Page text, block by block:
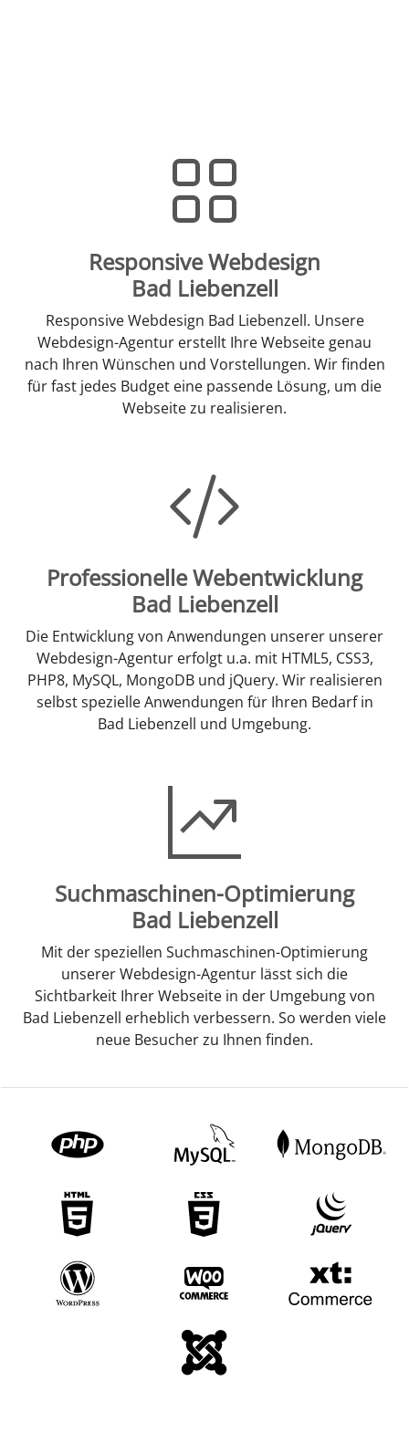
Responsive Webdesign
Bad Liebenzell
Responsive Webdesign Bad Liebenzell. Unsere
Webdesign-Agentur erstellt Ihre Webseite genau
nach Ihren Wünschen und Vorstellungen. Wir finden
für fast jedes Budget eine passende Lösung, um die
Webseite zu realisieren.
Professionelle Webentwicklung
Bad Liebenzell
Die Entwicklung von Anwendungen unserer unserer
Webdesign-Agentur erfolgt u.a. mit HTML5, CSS3,
PHP8, MySQL, MongoDB und jQuery. Wir realisieren
selbst spezielle Anwendungen für Ihren Bedarf in
Bad Liebenzell und Umgebung.
Suchmaschinen-Optimierung
Bad Liebenzell
Mit der speziellen Suchmaschinen-Optimierung
unserer Webdesign-Agentur lässt sich die
Sichtbarkeit Ihrer Webseite in der Umgebung von
Bad Liebenzell erheblich verbessern. So werden viele
neue Besucher zu Ihnen finden.